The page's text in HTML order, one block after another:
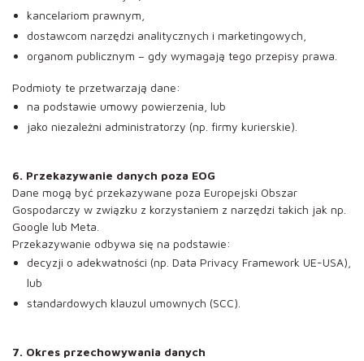
kancelariom prawnym,
dostawcom narzędzi analitycznych i marketingowych,
organom publicznym – gdy wymagają tego przepisy prawa.
Podmioty te przetwarzają dane:
na podstawie umowy powierzenia, lub
jako niezależni administratorzy (np. firmy kurierskie).
6. Przekazywanie danych poza EOG
Dane mogą być przekazywane poza Europejski Obszar
Gospodarczy w związku z korzystaniem z narzędzi takich jak np.
Google lub Meta.
Przekazywanie odbywa się na podstawie:
decyzji o adekwatności (np. Data Privacy Framework UE-USA),
lub
standardowych klauzul umownych (SCC).
7. Okres przechowywania danych